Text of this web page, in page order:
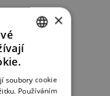
GERMAN
×
soubory cookie
Používáním